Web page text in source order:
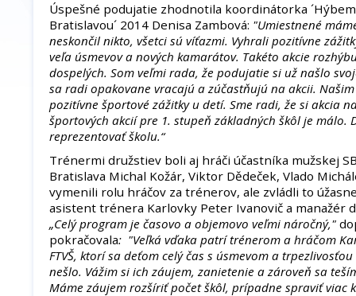
Úspešné podujatie zhodnotila koordinátorka
Bratislavou´ 2014 Denisa Zambová: "Umiestnené
neskončil nikto, všetci sú víťazmi. Vyhrali pozitívne
veľa úsmevov a nových kamarátov. Takéto akcie
dospelých. Som veľmi rada, že podujatie si už našlo
sa radi opakovane vracajú a zúčastňujú na akcii.
pozitívne športové zážitky u detí. Sme radi, že si akcia
športových akcií pre 1. stupeň základných škôl je málo.
reprezentovať školu.“
Trénermi družstiev boli aj hráči účastníka mužskej
Bratislava Michal Kožár, Viktor Dědeček, Vlado
vymenili rolu hráčov za trénerov, ale zvládli to
asistent trénera Karlovky Peter Ivanovič a manažér
„Celý program je časovo a objemovo veľmi náročný,"
pokračovala: "Veľká vďaka patrí trénerom a hráčom
FTVŠ, ktorí sa deťom celý čas s úsmevom a
nešlo. Vážim si ich záujem, zanietenie a zároveň sa
Máme záujem rozšíriť počet škôl, prípadne spraviť viac